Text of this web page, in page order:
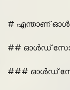
# എന്താണ്
## ഓൾഡ്
### ഓൾഡ്